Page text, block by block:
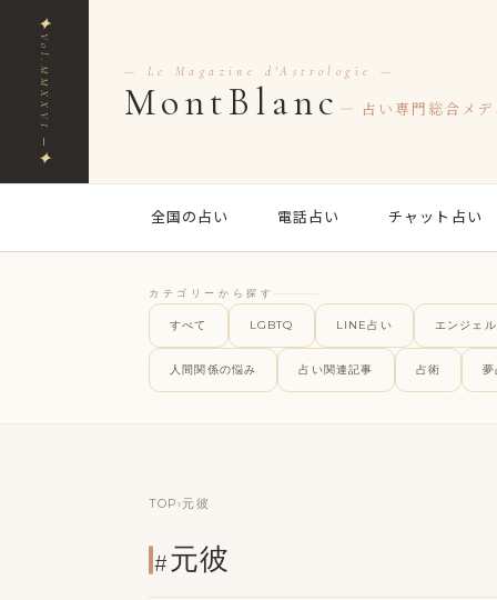
✦
Vol.MMXXVI ─
✦
— Le Magazine d'Astrologie —
MontBlanc — 占い専門総合メデ
全国の占い 電話占い チャット占い
カテゴリーから探す
すべて LGBTQ LINE占い エンジェ
人間関係の悩み 占い関連記事 占術
TOP›元彼
#元彼